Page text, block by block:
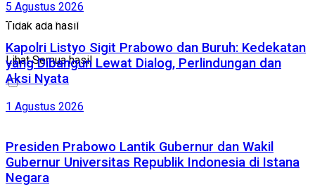
Tidak ada hasil
Lihat Semua hasil
Tidak ada hasil
Lihat Semua hasil
5 Agustus 2026
Kapolri Listyo Sigit Prabowo dan Buruh: Kedekatan
yang Dibangun Lewat Dialog, Perlindungan dan
Aksi Nyata
1 Agustus 2026
Presiden Prabowo Lantik Gubernur dan Wakil
Gubernur Universitas Republik Indonesia di Istana
Negara